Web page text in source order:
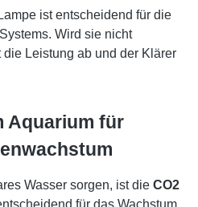
ist entscheidend für die
Wird sie nicht
Leistung ab und der Klärer
Aquarium für
Wasser sorgen, ist die CO2
für das Wachstum